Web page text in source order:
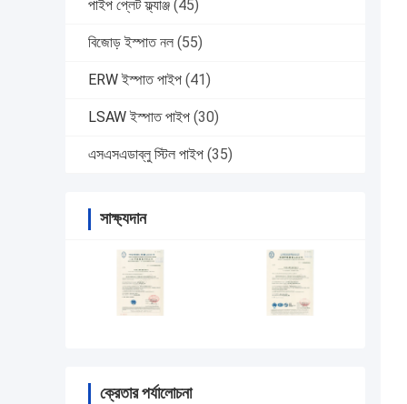
পাইপ প্লেট ফ্ল্যাঞ্জ (45)
বিজোড় ইস্পাত নল (55)
ERW ইস্পাত পাইপ (41)
LSAW ইস্পাত পাইপ (30)
এসএসএডাব্লু স্টিল পাইপ (35)
সাক্ষ্যদান
ক্রেতার পর্যালোচনা